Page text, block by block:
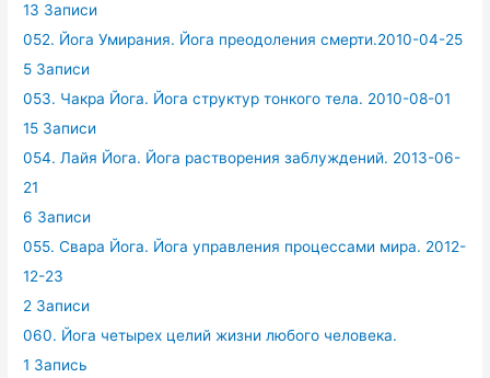
13 Записи
052. Йога Умирания. Йога преодоления смерти.2010-04-25
5 Записи
053. Чакра Йога. Йога структур тонкого тела. 2010-08-01
15 Записи
054. Лайя Йога. Йога растворения заблуждений. 2013-06-
21
6 Записи
055. Свара Йога. Йога управления процессами мира. 2012-
12-23
2 Записи
060. Йога четырех целий жизни любого человека.
1 Запись